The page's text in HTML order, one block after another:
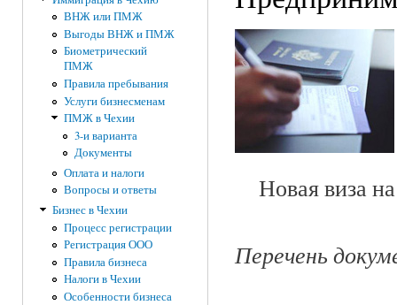
ВНЖ или ПМЖ
Выгоды ВНЖ и ПМЖ
Биометрический
ПМЖ
Правила пребывания
Услуги бизнесменам
ПМЖ в Чехии
3-и варианта
Документы
Оплата и налоги
Вопросы и ответы
Бизнес в Чехии
Процесс регистрации
Регистрация ООО
Правила бизнеса
Налоги в Чехии
Особенности бизнеса
Новая виза на
Перечень